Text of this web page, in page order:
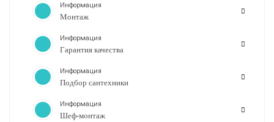
Информация
Монтаж
Информация
Гарантия качества
Информация
Подбор сантехники
Информация
Шеф-монтаж